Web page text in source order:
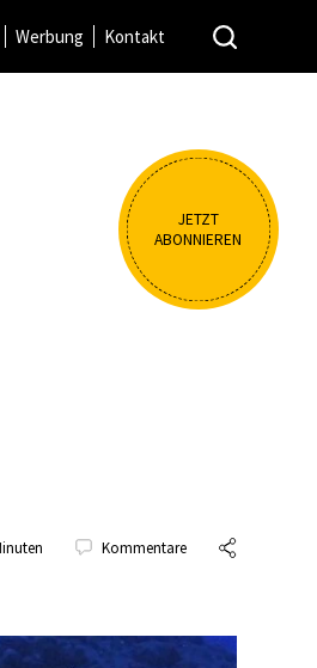
Werbung Kontakt
JETZT
ABONNIEREN
Kommentare